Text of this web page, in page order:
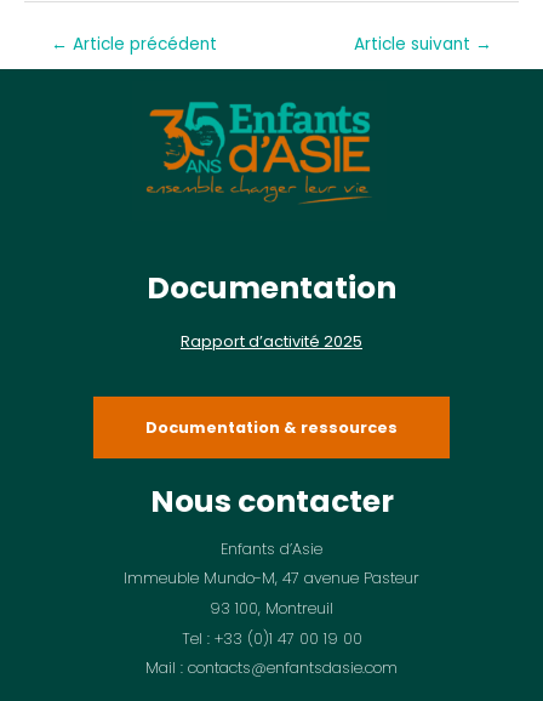
← Article précédent Article suivant →
Documentation
Rapport d’activité 2025
Documentation & ressources
Nous contacter
Enfants d’Asie
Immeuble Mundo-M, 47 avenue Pasteur
93 100, Montreuil
Tel : +33 (0)1 47 00 19 00
Mail : contacts@enfantsdasie.com